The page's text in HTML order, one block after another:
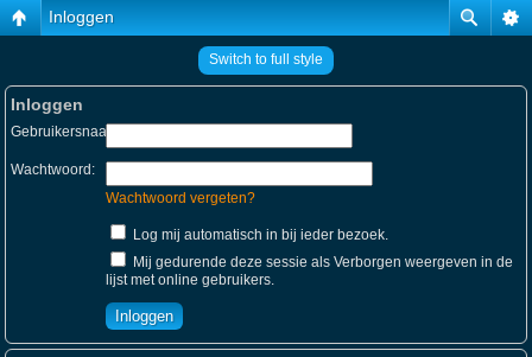
Inloggen
Switch to full style
Inloggen
Gebruikersnaam:
Wachtwoord:
Wachtwoord vergeten?
Log mij automatisch in bij ieder bezoek.
Mij gedurende deze sessie als Verborgen weergeven in de
lijst met online gebruikers.